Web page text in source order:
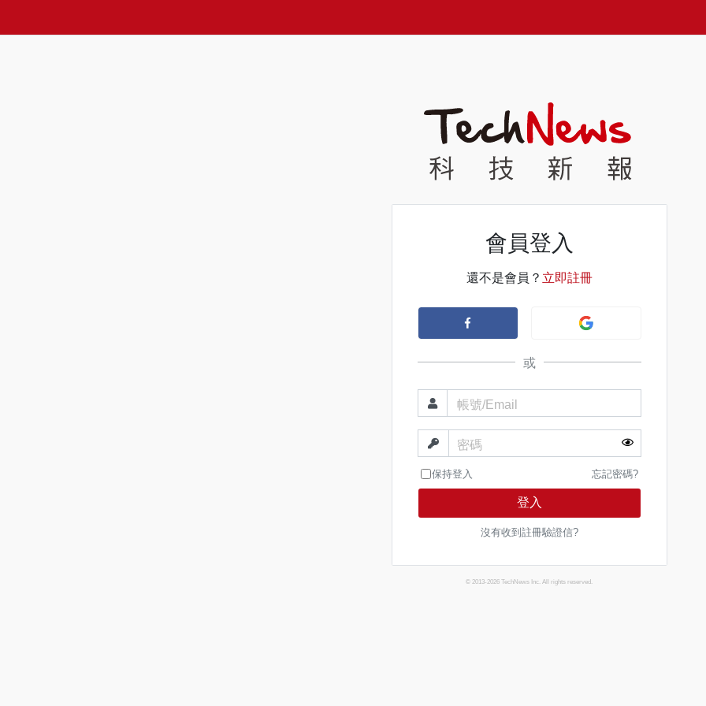
會員登入
還不是會員？ 立即註冊
或
帳號/Email
密碼
保持登入 忘記密碼?
登入
沒有收到註冊驗證信?
© 2013-2026 TechNews Inc. All rights reserved.